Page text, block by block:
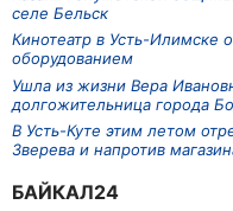
селе Бельск
Кинотеатр в Усть-Илимске
оборудованием
Ушла из жизни Вера
долгожительница города
В Усть-Куте этим летом
Зверева и напротив
БАЙКАЛ24